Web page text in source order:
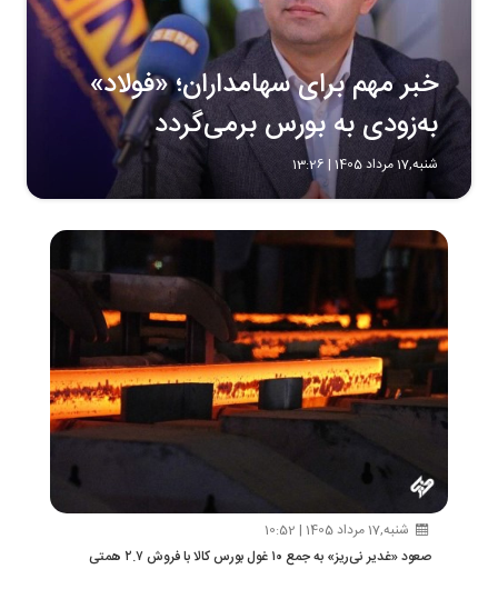
خبر مهم برای سهامداران؛ «فولاد»
به‌زودی به بورس برمی‌گردد
شنبه,17 مرداد 1405 | 13:26
شنبه,17 مرداد 1405 | 10:52
صعود «غدیر نی‌ریز» به جمع ۱۰ غول بورس کالا با فروش ۲.۷ همتی